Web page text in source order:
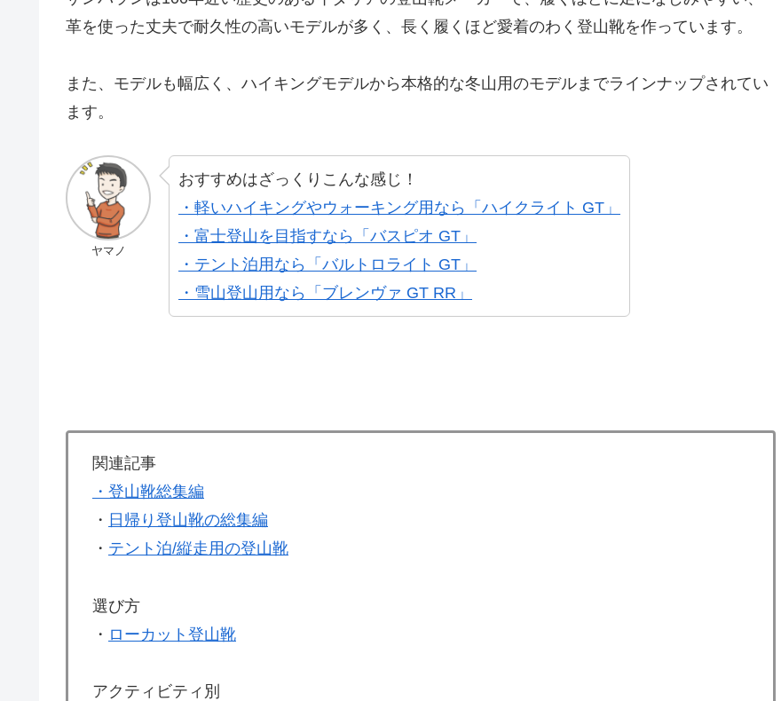
革を使った丈夫で耐久性の高いモデルが多く、長く履くほど愛着のわく登山靴を作っています。
また、モデルも幅広く、ハイキングモデルから本格的な冬山用のモデルまでラインナップされてい
ます。
ヤマノ
おすすめはざっくりこんな感じ！
・軽いハイキングやウォーキング用なら「ハイクライト GT」
・富士登山を目指すなら「バスピオ GT」
・テント泊用なら「バルトロライト GT」
・雪山登山用なら「ブレンヴァ GT RR」
関連記事
・登山靴総集編
・ 日帰り登山靴の総集編
・ テント泊/縦走用の登山靴
選び方
・ ローカット登山靴
アクティビティ別